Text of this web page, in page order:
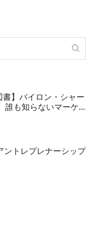
】バイロン・シャー
も知らないマーケ
ントレプレナーシップ